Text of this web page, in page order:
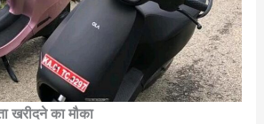
खरीदने का मौका